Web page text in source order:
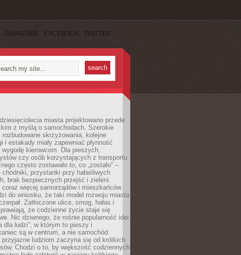
SUBSCRIBE FACEBOOK TWITTER
miasta projektowano przede
z myślą o samochodach. Szerokie
rozbudowane skrzyżowania, kolejne
i estakady miały zapewniać płynność
wygodę kierowcom. Dla pieszych,
czy osób korzystających z transportu
często zostawało to, co „zostało” –
chodniki, przystanki przy hałaśliwych
brak bezpiecznych przejść i zieleni.
coraz więcej samorządów i mieszkańców
do wniosku, że taki model rozwoju miasta
Zatłoczone ulice, smog, hałas i
że codzienne życie staje się
Nic dziwnego, że rośnie popularność idei
dla ludzi”, w którym to pieszy i
są w centrum, a nie samochód.
przyjazne ludziom zaczyna się od krótkich
Chodzi o to, by większość codziennych